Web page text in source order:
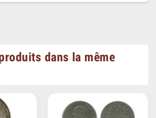
dans la même